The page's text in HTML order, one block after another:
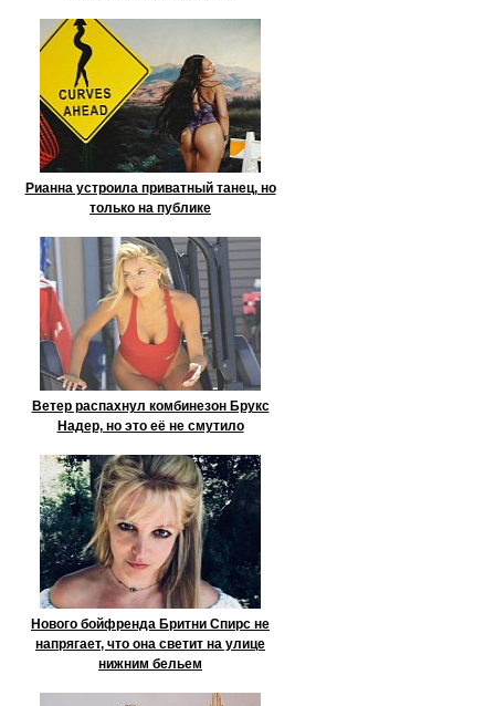
Рианна устроила приватный танец, но
только на публике
Ветер распахнул комбинезон Брукс
Надер, но это её не смутило
Нового бойфренда Бритни Спирс не
напрягает, что она светит на улице
нижним бельем